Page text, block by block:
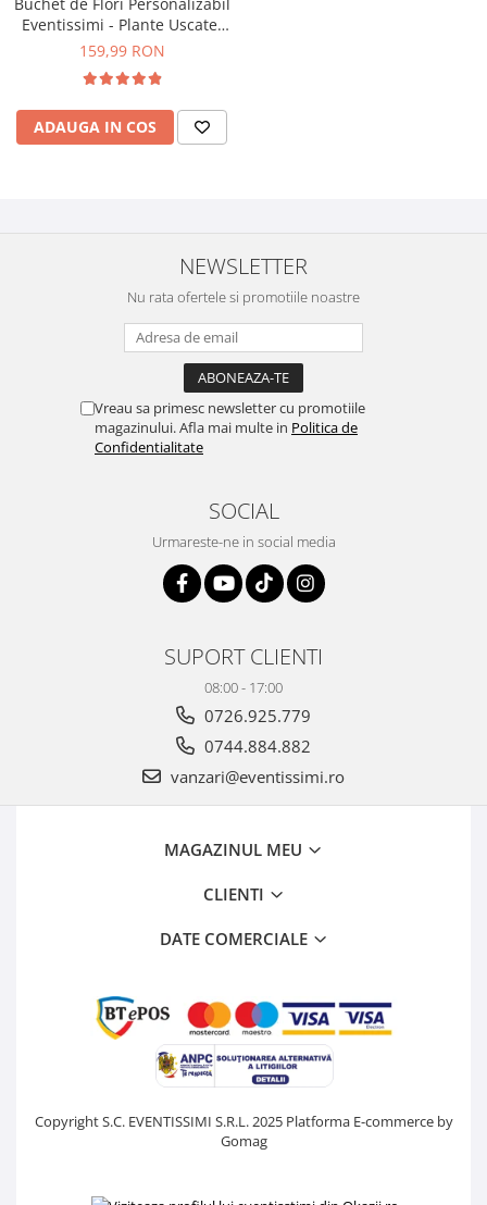
Buchet de Flori Personalizabil
Eventissimi - Plante Uscate,
Mic, Predominant Galben, cu
sapun
159,99 RON
ADAUGA IN COS
NEWSLETTER
Nu rata ofertele si promotiile noastre
Vreau sa primesc newsletter cu promotiile
magazinului. Afla mai multe in Politica de
Confidentialitate
SOCIAL
Urmareste-ne in social media
SUPORT CLIENTI
08:00 - 17:00
0726.925.779
0744.884.882
vanzari@eventissimi.ro
MAGAZINUL MEU
CLIENTI
DATE COMERCIALE
Copyright S.C. EVENTISSIMI S.R.L. 2025 Platforma E-commerce by
Gomag